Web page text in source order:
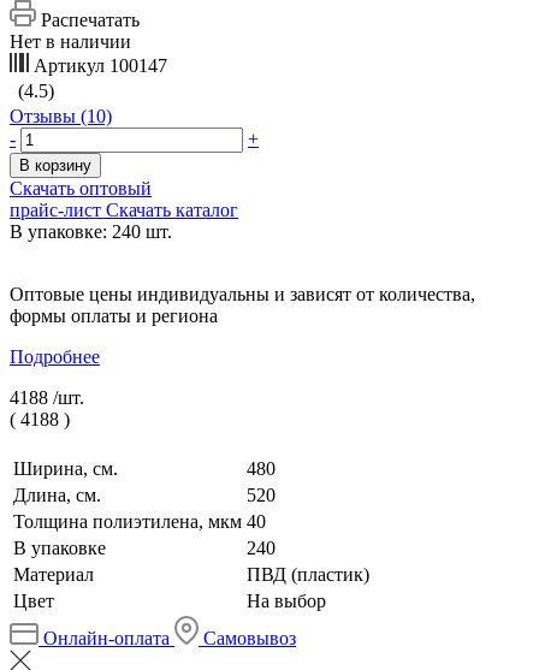
Распечатать
Нет в наличии
Артикул 100147
(4.5)
Отзывы (10)
-
+
В корзину
Скачать оптовый
прайс-лист Скачать каталог
В упаковке: 240 шт.
Оптовые цены индивидуальны и зависят от количества,
формы оплаты и региона
Подробнее
4188 /шт.
( 4188 )
Ширина, см.
480
Длина, см.
520
Толщина полиэтилена, мкм 40
В упаковке
240
Материал
ПВД (пластик)
Цвет
На выбор
Онлайн-оплата
Самовывоз